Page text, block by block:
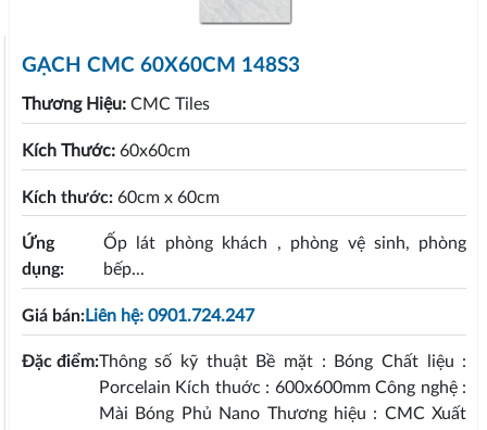
GẠCH CMC 60X60CM 148S3
Thương Hiệu: CMC Tiles
Kích Thước: 60x60cm
Kích thước: 60cm x 60cm
Ứng
dụng:
Ốp lát phòng khách , phòng vệ sinh, phòng
bếp...
Giá bán:Liên hệ: 0901.724.247
Đặc điểm:Thông số kỹ thuật Bề mặt : Bóng Chất liệu :
Porcelain Kích thuớc : 600x600mm Công nghệ :
Mài Bóng Phủ Nano Thương hiệu : CMC Xuất